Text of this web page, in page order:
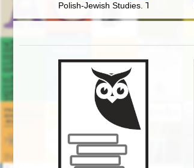
Polish-Jewish Studies. T. 4 (2023)